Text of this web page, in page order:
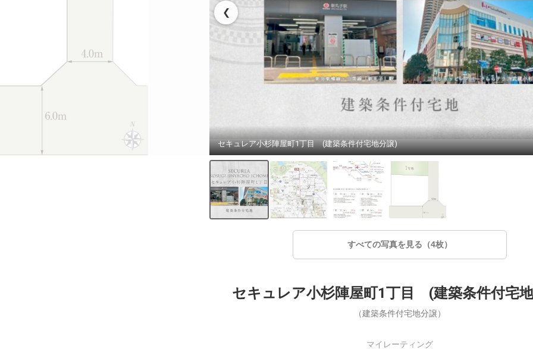
❮
セキュレア小杉陣屋町1丁目 (建築条件付宅地分譲)
すべての写真を見る（4枚）
セキュレア小杉陣屋町1丁目 (建築条件付宅
（建築条件付宅地分譲）
マイレーティング